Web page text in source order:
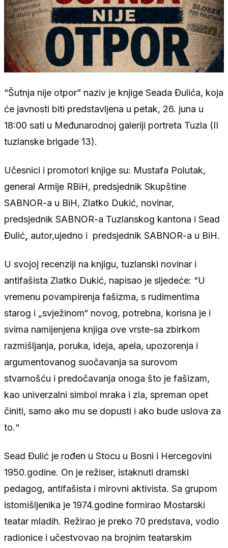
“Šutnja nije otpor” naziv je knjige Seada Đulića, koja
će javnosti biti predstavljena u petak, 26. juna u
18:00 sati u Međunarodnoj galeriji portreta Tuzla (II
tuzlanske brigade 13).
Učesnici i promotori knjige su: Mustafa Polutak,
general Armije RBiH, predsjednik Skupštine
SABNOR-a u BiH, Zlatko Dukić, novinar,
predsjednik SABNOR-a Tuzlanskog kantona i Sead
Đulić, autor,ujedno i predsjednik SABNOR-a u BiH.
U svojoj recenziji na knjigu, tuzlanski novinar i
antifašista Zlatko Dukić, napisao je sljedeće: “U
vremenu povampirenja fašizma, s rudimentima
starog i „svježinom“ novog, potrebna, korisna je i
svima namijenjena knjiga ove vrste-sa zbirkom
razmišljanja, poruka, ideja, apela, upozorenja i
argumentovanog suočavanja sa surovom
stvarnošću i predočavanja onoga što je fašizam,
kao univerzalni simbol mraka i zla, spreman opet
činiti, samo ako mu se dopusti i ako bude uslova za
to.“
Sead Đulić je rođen u Stocu u Bosni i Hercegovini
1950.godine. On je režiser, istaknuti dramski
pedagog, antifašista i mirovni aktivista. Sa grupom
istomišljenika je 1974.godine formirao Mostarski
teatar mladih. Režirao je preko 70 predstava, vodio
radionice i učestvovao na brojnim teatarskim